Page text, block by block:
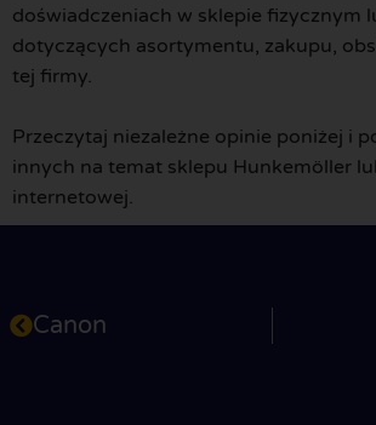
doświadczeniach w sklepie fizycznym
dotyczących asortymentu, zakupu,
tej firmy.
Przeczytaj niezależne opinie poniżej i
innych na temat sklepu Hunkemöller
internetowej.
Canon